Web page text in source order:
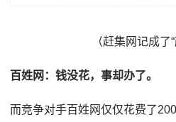
（赶集网记成了“
百姓网：钱没花，事却办了。
而竞争对手百姓网仅仅花费了